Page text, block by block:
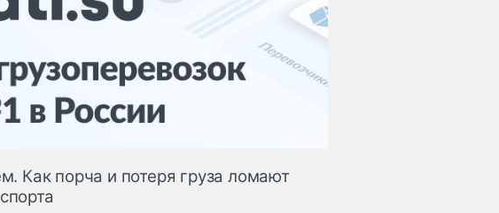
Как порча и потеря груза ломают